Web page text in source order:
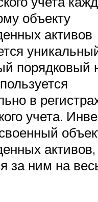
объекту
активов
порядковый
в
учета.
активов,
за ним на